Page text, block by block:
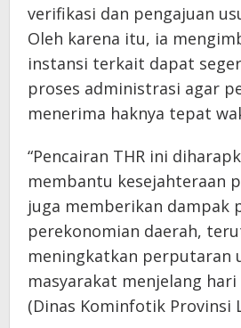
verifikasi dan pengajuan
Oleh karena itu, ia
instansi terkait dapat
proses administrasi agar
menerima haknya tepat
“Pencairan THR ini
membantu kesejahteraan
juga memberikan dampak
perekonomian daerah,
meningkatkan perputaran
masyarakat menjelang
(Dinas Kominfotik Provinsi